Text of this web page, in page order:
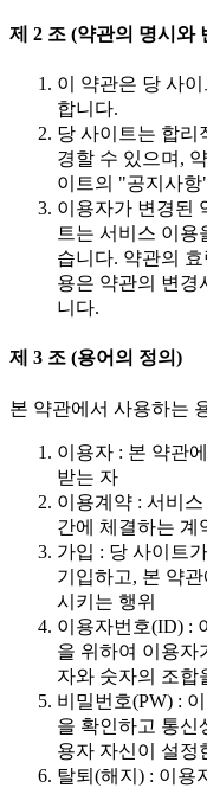
제 2 조 (약관의 명시와
이 약관은 당 사
합니다.
당 사이트는 합리
경할 수 있으며,
이트의 "공지사
이용자가 변경된
트는 서비스 이용
습니다. 약관의
용은 약관의 변경
니다.
제 3 조 (용어의 정의)
본 약관에서 사용하는
이용자 : 본 약관
받는 자
이용계약 : 서비
간에 체결하는 계
가입 : 당 사이트
기입하고, 본 약
시키는 행위
이용자번호(ID) :
을 위하여 이용자
자와 숫자의 조합
비밀번호(PW) :
을 확인하고 통신
용자 자신이 설정
탈퇴(해지) : 이용